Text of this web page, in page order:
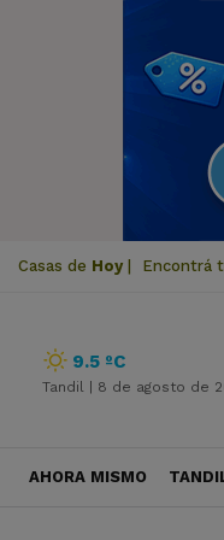
Casas de Hoy Encontrá
9.5 ºC
Tandil | 8 de agosto de
AHORA MISMO